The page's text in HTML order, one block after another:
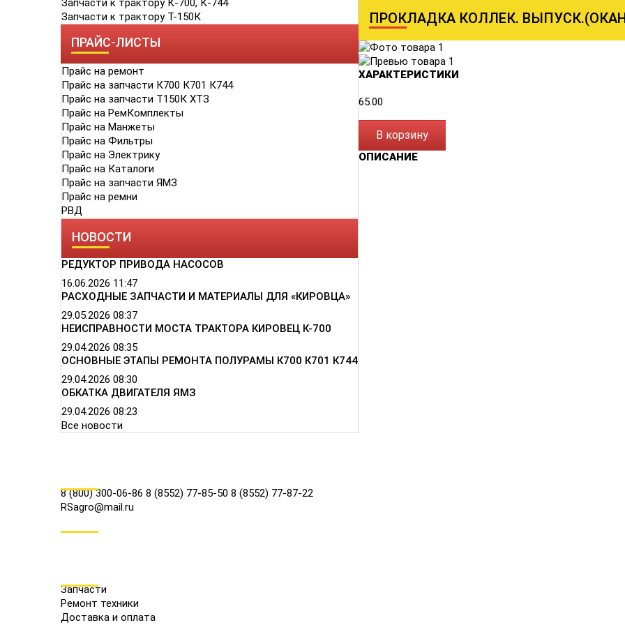
Запчасти к трактору К-700, К-744
Запчасти к трактору Т-150К
ПРАЙС-ЛИСТЫ
Прайс на ремонт
Прайс на запчасти К700 К701 К744
Прайс на запчасти Т150К ХТЗ
Прайс на РемКомплекты
Прайс на Манжеты
Прайс на Фильтры
Прайс на Электрику
Прайс на Каталоги
Прайс на запчасти ЯМЗ
Прайс на ремни
РВД
НОВОСТИ
РЕДУКТОР ПРИВОДА НАСОСОВ
16.06.2026 11:47
РАСХОДНЫЕ ЗАПЧАСТИ И МАТЕРИАЛЫ ДЛЯ «КИРОВЦА»
29.05.2026 08:37
НЕИСПРАВНОСТИ МОСТА ТРАКТОРА КИРОВЕЦ К-700
29.04.2026 08:35
ОСНОВНЫЕ ЭТАПЫ РЕМОНТА ПОЛУРАМЫ К700 К701 К744
29.04.2026 08:30
ОБКАТКА ДВИГАТЕЛЯ ЯМЗ
29.04.2026 08:23
Все новости
ПРОКЛАДКА КОЛЛЕК.
ХАРАКТЕРИСТИКИ
65.00
В корзину
ОПИСАНИЕ
8 (800) 300-06-86 8 (8552) 77-85-50 8 (8552) 77-87-22
RSagro@mail.ru
Запчасти
Ремонт техники
Доставка и оплата